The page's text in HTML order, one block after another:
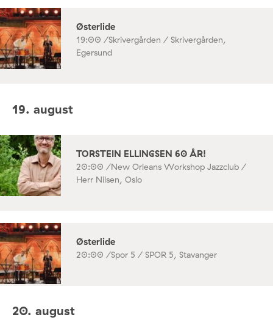
Østerlide
19:00 /Skrivergården / Skrivergården,
Egersund
19. august
TORSTEIN ELLINGSEN 60 ÅR!
20:00 /New Orleans Workshop Jazzclub /
Herr Nilsen, Oslo
Østerlide
20:00 /Spor 5 / SPOR 5, Stavanger
20. august